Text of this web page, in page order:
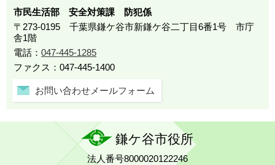
市民生活部 安全対策課 防犯係
〒273-0195 千葉県鎌ケ谷市新鎌ケ谷二丁目6番1号 市庁
舎1階
電話： 047-445-1285
ファクス：047-445-1400
お問い合わせメールフォーム
鎌ケ谷市役所
法人番号8000020122246